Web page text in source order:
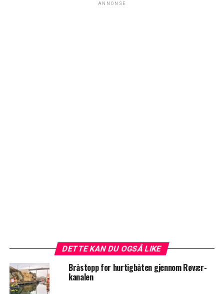
ANNONSE
DETTE KAN DU OGSÅ LIKE
Bråstopp for hurtigbåten gjennom Røvær-
kanalen